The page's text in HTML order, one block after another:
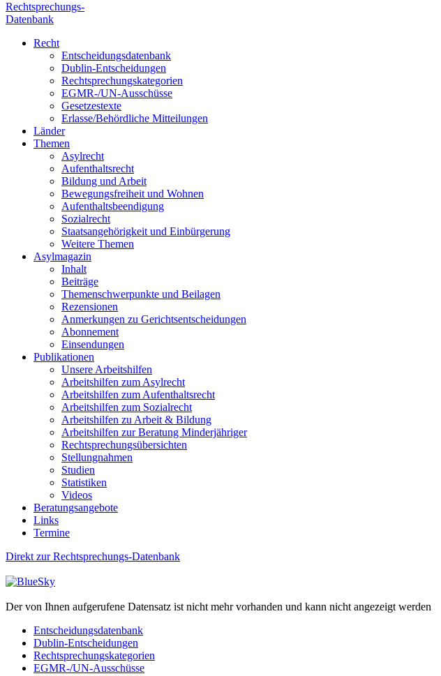
Rechtsprechungs-
Datenbank
Recht
Entscheidungsdatenbank
Dublin-Entscheidungen
Rechtsprechungskategorien
EGMR-/UN-Ausschüsse
Gesetzestexte
Erlasse/Behördliche Mitteilungen
Länder
Themen
Asylrecht
Aufenthaltsrecht
Bildung und Arbeit
Bewegungsfreiheit und Wohnen
Aufenthaltsbeendigung
Sozialrecht
Staatsangehörigkeit und Einbürgerung
Weitere Themen
Asylmagazin
Inhalt
Beiträge
Themenschwerpunkte und Beilagen
Rezensionen
Anmerkungen zu Gerichtsentscheidungen
Abonnement
Einsendungen
Publikationen
Unsere Arbeitshilfen
Arbeitshilfen zum Asylrecht
Arbeitshilfen zum Aufenthaltsrecht
Arbeitshilfen zum Sozialrecht
Arbeitshilfen zu Arbeit & Bildung
Arbeitshilfen zur Beratung Minderjähriger
Rechtsprechungsübersichten
Stellungnahmen
Studien
Statistiken
Videos
Beratungsangebote
Links
Termine
Direkt zur Rechtsprechungs-Datenbank
Der von Ihnen aufgerufene Datensatz ist nicht mehr vorhanden und kann nicht angezeigt werden
Entscheidungsdatenbank
Dublin-Entscheidungen
Rechtsprechungskategorien
EGMR-/UN-Ausschüsse